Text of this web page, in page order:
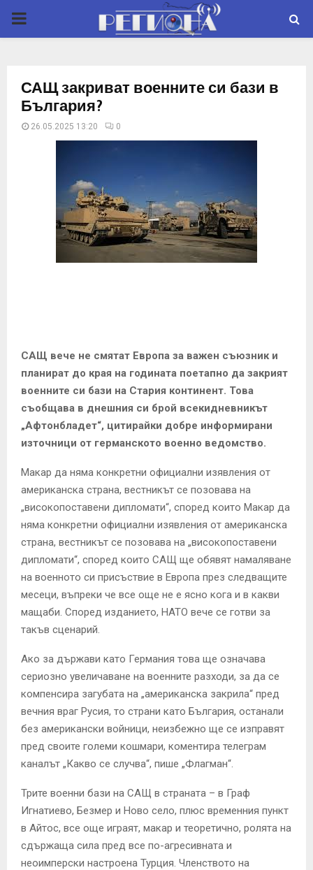
P
M
N
U
САЩ закриват военните си бази в
България?
26.05.2025 13:20 0
САЩ вече не смятат Европа за важен съюзник и
планират до края на годината поетапно да закрият
военните си бази на Стария континент. Това
съобщава в днешния си брой всекидневникът
„Афтонбладет“, цитирайки добре информирани
източници от германското военно ведомство.
Макар да няма конкретни официални изявления от
американска страна, вестникът се позовава на
„високопоставени дипломати“, според които Макар да
няма конкретни официални изявления от американска
страна, вестникът се позовава на „високопоставени
дипломати“, според които САЩ ще обявят намаляване
на военното си присъствие в Европа през следващите
месеци, въпреки че все още не е ясно кога и в какви
мащаби. Според изданието, НАТО вече се готви за
такъв сценарий.
Ако за държави като Германия това ще означава
сериозно увеличаване на военните разходи, за да се
компенсира загубата на „американска закрила“ пред
вечния враг Русия, то страни като България, останали
без американски войници, неизбежно ще се изправят
пред своите големи кошмари, коментира телеграм
каналът „Какво се случва“, пише „Флагман“.
Трите военни бази на САЩ в страната – в Граф
Игнатиево, Безмер и Ново село, плюс временния пункт
в Айтос, все още играят, макар и теоретично, ролята на
сдържаща сила пред все по-агресивната и
неоимперски настроена Турция. Членството на